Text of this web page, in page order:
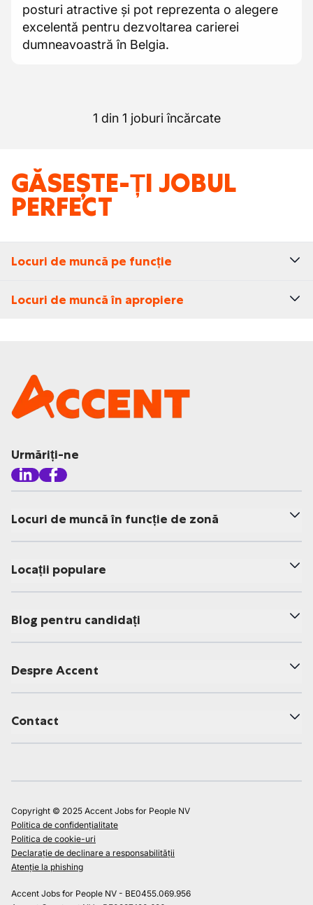
posturi atractive și pot reprezenta o alegere
excelentă pentru dezvoltarea carierei
dumneavoastră în Belgia.
1 din 1 joburi încărcate
GĂSEȘTE-ȚI JOBUL
PERFECT
Locuri de muncă pe funcție
Locuri de muncă în apropiere
Urmăriți-ne
Locuri de muncă în funcție de zonă
Locații populare
Blog pentru candidați
Despre Accent
Contact
Copyright © 2025 Accent Jobs for People NV
Politica de confidențialitate
Politica de cookie-uri
Declarație de declinare a responsabilității
Atenție la phishing
Accent Jobs for People NV - BE0455.069.956